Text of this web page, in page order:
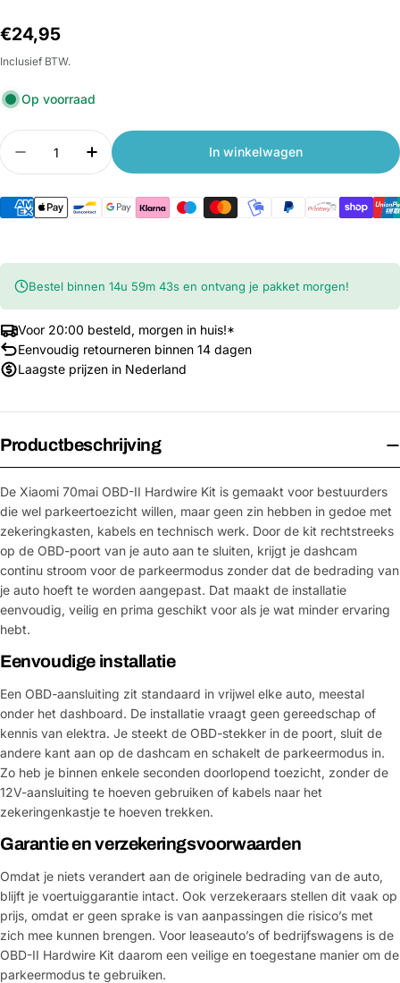
Normale
prijs
€24,95
Inclusief BTW.
Op voorraad
Aantal
Aantal verlagen voor Xiaomi 70mai OBD-II
Aantal verhogen voor Xiaomi 70mai
In winkelwagen
Bestel binnen 14u 59m 42s en ontvang je pakket morgen!
Voor 20:00 besteld, morgen in huis!*
Eenvoudig retourneren binnen 14 dagen
Laagste prijzen in Nederland
Productbeschrijving
De Xiaomi 70mai OBD-II Hardwire Kit is gemaakt voor bestuurders
die wel parkeertoezicht willen, maar geen zin hebben in gedoe met
zekeringkasten, kabels en technisch werk. Door de kit rechtstreeks
op de OBD-poort van je auto aan te sluiten, krijgt je dashcam
continu stroom voor de parkeermodus zonder dat de bedrading van
je auto hoeft te worden aangepast. Dat maakt de installatie
eenvoudig, veilig en prima geschikt voor als je wat minder ervaring
hebt.
Eenvoudige installatie
Een OBD-aansluiting zit standaard in vrijwel elke auto, meestal
onder het dashboard. De installatie vraagt geen gereedschap of
kennis van elektra. Je steekt de OBD-stekker in de poort, sluit de
andere kant aan op de dashcam en schakelt de parkeermodus in.
Zo heb je binnen enkele seconden doorlopend toezicht, zonder de
12V-aansluiting te hoeven gebruiken of kabels naar het
zekeringenkastje te hoeven trekken.
Garantie en verzekeringsvoorwaarden
Omdat je niets verandert aan de originele bedrading van de auto,
blijft je voertuiggarantie intact. Ook verzekeraars stellen dit vaak op
prijs, omdat er geen sprake is van aanpassingen die risico’s met
zich mee kunnen brengen. Voor leaseauto’s of bedrijfswagens is de
OBD-II Hardwire Kit daarom een veilige en toegestane manier om de
parkeermodus te gebruiken.